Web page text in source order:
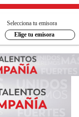
Selecciona tu emisora
Elige tu emisora